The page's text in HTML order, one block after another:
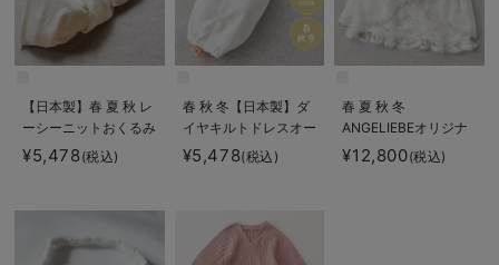
【日本製】春 夏 秋 レ
ーシーニットおくるみ
¥5,478(税込)
春 秋 冬【日本製】ダ
イヤキルトドレスオー
ル&帽子セット
¥5,478(税込)
春 夏 秋 冬
ANGELIEBEオリジナ
ル プリンセスセレモ
ニードレス
¥12,800(税込)